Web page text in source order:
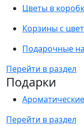
Цветы в
Корзины с
Подарочные
Перейти в раздел
Подарки
Перейти в раздел